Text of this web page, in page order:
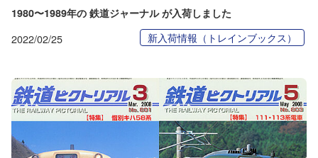
1980〜1989年の 鉄道ジャーナル が入荷しました
2022/02/25 新入荷情報（トレインブックス）